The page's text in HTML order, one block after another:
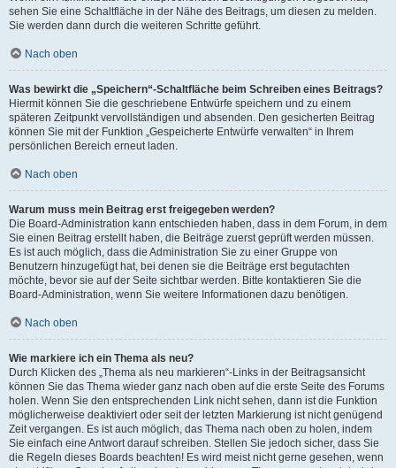
sehen Sie eine Schaltfläche in der Nähe des Beitrags, um diesen zu melden.
Sie werden dann durch die weiteren Schritte geführt.
Nach oben
Was bewirkt die „Speichern“-Schaltfläche beim Schreiben eines Beitrags?
Hiermit können Sie die geschriebene Entwürfe speichern und zu einem
späteren Zeitpunkt vervollständigen und absenden. Den gesicherten Beitrag
können Sie mit der Funktion „Gespeicherte Entwürfe verwalten“ in Ihrem
persönlichen Bereich erneut laden.
Nach oben
Warum muss mein Beitrag erst freigegeben werden?
Die Board-Administration kann entschieden haben, dass in dem Forum, in dem
Sie einen Beitrag erstellt haben, die Beiträge zuerst geprüft werden müssen.
Es ist auch möglich, dass die Administration Sie zu einer Gruppe von
Benutzern hinzugefügt hat, bei denen sie die Beiträge erst begutachten
möchte, bevor sie auf der Seite sichtbar werden. Bitte kontaktieren Sie die
Board-Administration, wenn Sie weitere Informationen dazu benötigen.
Nach oben
Wie markiere ich ein Thema als neu?
Durch Klicken des „Thema als neu markieren“-Links in der Beitragsansicht
können Sie das Thema wieder ganz nach oben auf die erste Seite des Forums
holen. Wenn Sie den entsprechenden Link nicht sehen, dann ist die Funktion
möglicherweise deaktiviert oder seit der letzten Markierung ist nicht genügend
Zeit vergangen. Es ist auch möglich, das Thema nach oben zu holen, indem
Sie einfach eine Antwort darauf schreiben. Stellen Sie jedoch sicher, dass Sie
die Regeln dieses Boards beachten! Es wird meist nicht gerne gesehen, wenn